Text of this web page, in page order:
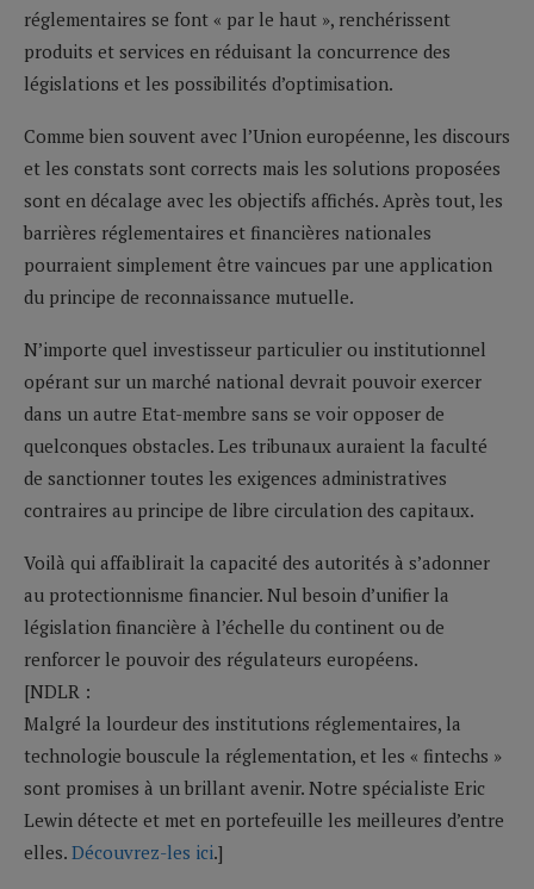
réglementaires se font « par le haut », renchérissent
produits et services en réduisant la concurrence des
législations et les possibilités d’optimisation.
Comme bien souvent avec l’Union européenne, les discours
et les constats sont corrects mais les solutions proposées
sont en décalage avec les objectifs affichés. Après tout, les
barrières réglementaires et financières nationales
pourraient simplement être vaincues par une application
du principe de reconnaissance mutuelle.
N’importe quel investisseur particulier ou institutionnel
opérant sur un marché national devrait pouvoir exercer
dans un autre Etat-membre sans se voir opposer de
quelconques obstacles. Les tribunaux auraient la faculté
de sanctionner toutes les exigences administratives
contraires au principe de libre circulation des capitaux.
Voilà qui affaiblirait la capacité des autorités à s’adonner
au protectionnisme financier. Nul besoin d’unifier la
législation financière à l’échelle du continent ou de
renforcer le pouvoir des régulateurs européens.
[NDLR :
Malgré la lourdeur des institutions réglementaires, la
technologie bouscule la réglementation, et les « fintechs »
sont promises à un brillant avenir. Notre spécialiste Eric
Lewin détecte et met en portefeuille les meilleures d’entre
elles. Découvrez-les ici.]